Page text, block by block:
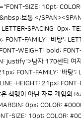
SIZE: 10pt;
보통 </
SPACING: 0px;
FAMILY: '바탕';
WEIGHT: bold;
justify">남자 170센티 여
FONT-FAMILY: '바탕';
HEIGHT: 21px; FONT-
맹이 아닌 자로 게임의
0px; COLOR:
SIZE: 10pt; COLOR: